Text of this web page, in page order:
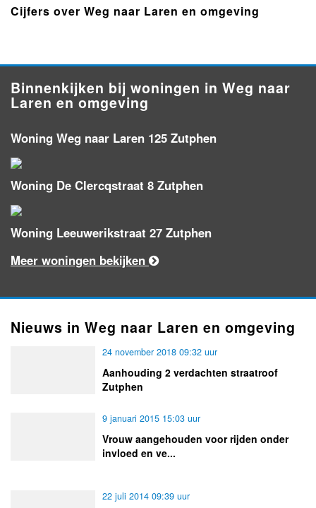
Cijfers over Weg naar Laren en omgeving
Binnenkijken bij woningen in Weg naar
Laren en omgeving
Woning Weg naar Laren 125 Zutphen
Woning De Clercqstraat 8 Zutphen
Woning Leeuwerikstraat 27 Zutphen
Meer woningen bekijken
Nieuws in Weg naar Laren en omgeving
24 november 2018 09:32 uur
Aanhouding 2 verdachten straatroof
Zutphen
9 januari 2015 15:03 uur
Vrouw aangehouden voor rijden onder
invloed en ve...
22 juli 2014 09:39 uur